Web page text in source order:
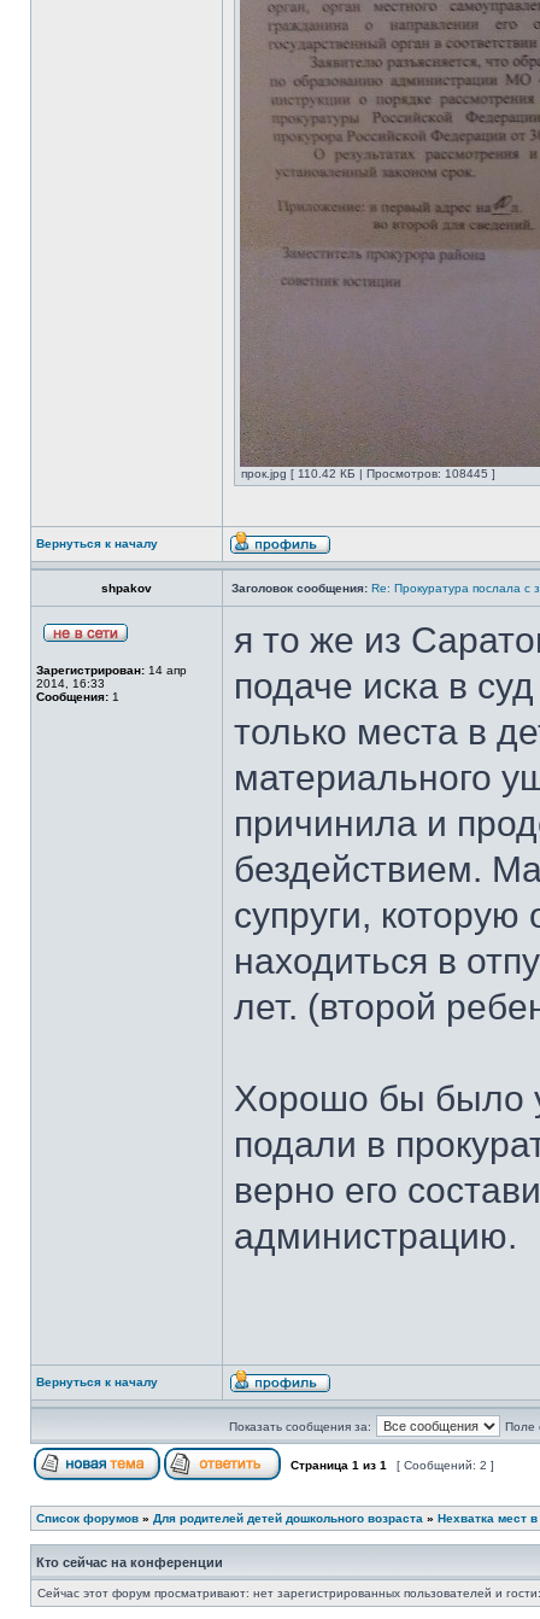
прок.jpg [ 110.42 КБ | Просмотров: 108445 ]
Вернуться к началу
shpakov Заголовок сообщения: Re: Прокуратура послала с
Зарегистрирован: 14 апр
2014, 16:33
Сообщения: 1
я то же из
подаче иска в
только места в
материального
причинила и
бездействием.
супруги,
находиться в
лет. (второй
Хорошо бы было
подали в
верно его
администрацию.
Вернуться к началу
Показать сообщения за: Поле
Страница 1 из 1 [ Сообщений: 2 ]
Список форумов » Для родителей детей дошкольного возраста » Нехватка мест
Кто сейчас на конференции
Сейчас этот форум просматривают: нет зарегистрированных пользователей и